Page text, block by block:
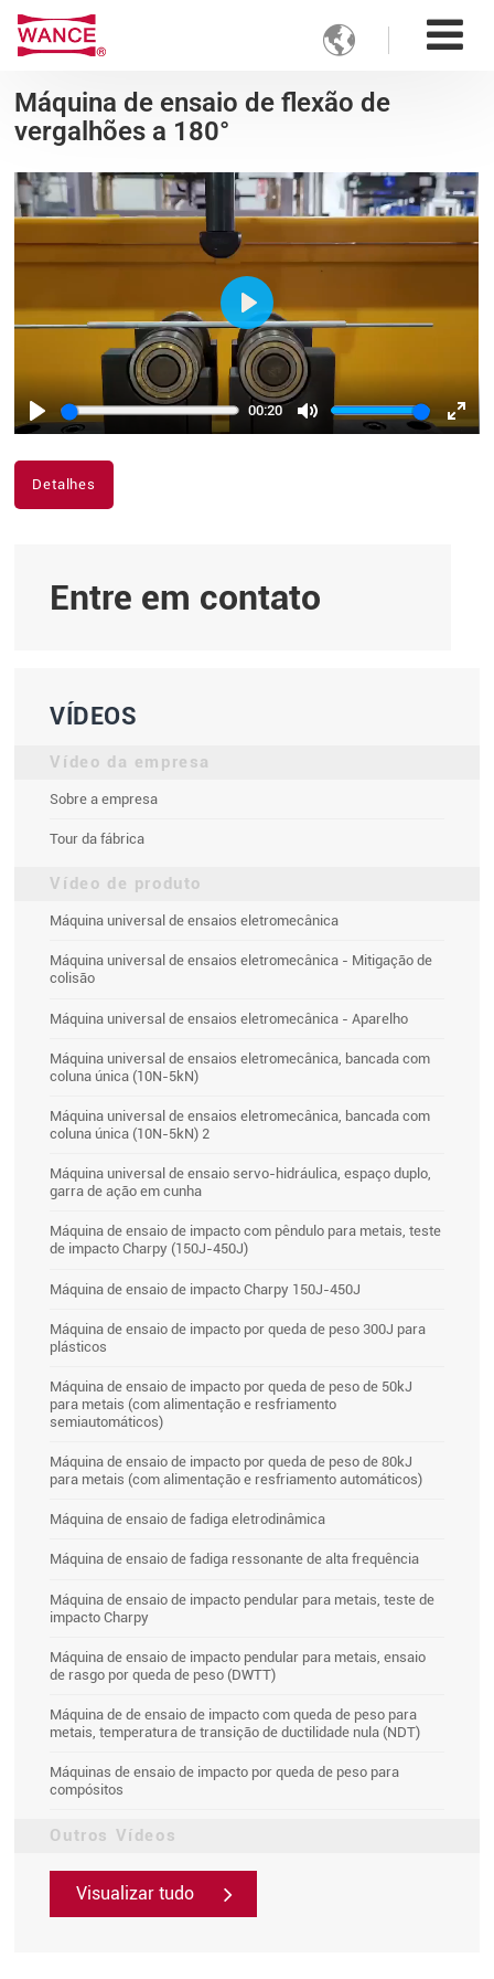

Máquina de ensaio de flexão de
vergalhões a 180°
Play
00:20
Mute
Enter
Play
Detalhes
Entre em contato
VÍDEOS
Vídeo da empresa
Sobre a empresa
Tour da fábrica
Vídeo de produto
Máquina universal de ensaios eletromecânica
Máquina universal de ensaios eletromecânica - Mitigação de
colisão
Máquina universal de ensaios eletromecânica - Aparelho
Máquina universal de ensaios eletromecânica, bancada com
coluna única (10N-5kN)
Máquina universal de ensaios eletromecânica, bancada com
coluna única (10N-5kN) 2
Máquina universal de ensaio servo-hidráulica, espaço duplo,
garra de ação em cunha
Máquina de ensaio de impacto com pêndulo para metais, teste
de impacto Charpy (150J-450J)
Máquina de ensaio de impacto Charpy 150J-450J
Máquina de ensaio de impacto por queda de peso 300J para
plásticos
Máquina de ensaio de impacto por queda de peso de 50kJ
para metais (com alimentação e resfriamento
semiautomáticos)
Máquina de ensaio de impacto por queda de peso de 80kJ
para metais (com alimentação e resfriamento automáticos)
Máquina de ensaio de fadiga eletrodinâmica
Máquina de ensaio de fadiga ressonante de alta frequência
Máquina de ensaio de impacto pendular para metais, teste de
impacto Charpy
Máquina de ensaio de impacto pendular para metais, ensaio
de rasgo por queda de peso (DWTT)
Máquina de de ensaio de impacto com queda de peso para
metais, temperatura de transição de ductilidade nula (NDT)
Máquinas de ensaio de impacto por queda de peso para
compósitos
Outros Vídeos
Visualizar tudo